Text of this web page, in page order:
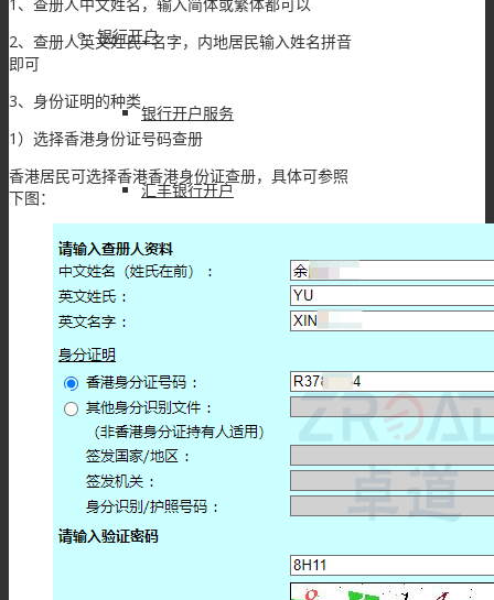
银行开户
银行开户服务
汇丰银行开户
香港建设银行开户
香港大新银行开户
华侨永亨银行开户
1、查册人中文姓名，输入简体或繁体都可以
2、查册人英文姓氏+名字，内地居民输入姓名拼音
即可
3、身份证明的种类
1）选择香港身份证号码查册
香港居民可选择香港香港身份证查册，具体可参照
下图：